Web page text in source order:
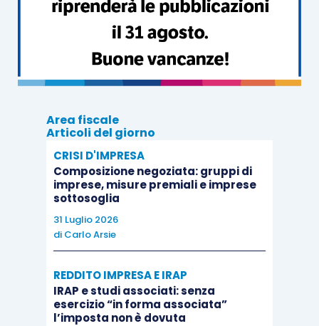
Area fiscale
Articoli del giorno
CRISI D'IMPRESA
Composizione negoziata: gruppi di
imprese, misure premiali e imprese
sottosoglia
31 Luglio 2026
di Carlo Arsie
REDDITO IMPRESA E IRAP
IRAP e studi associati: senza
esercizio “in forma associata”
l’imposta non è dovuta